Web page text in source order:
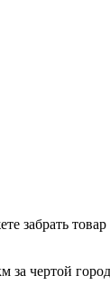
забрать
за чертой